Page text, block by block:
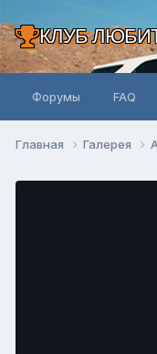
КЛУБ
Форумы FAQ
Главная Галерея